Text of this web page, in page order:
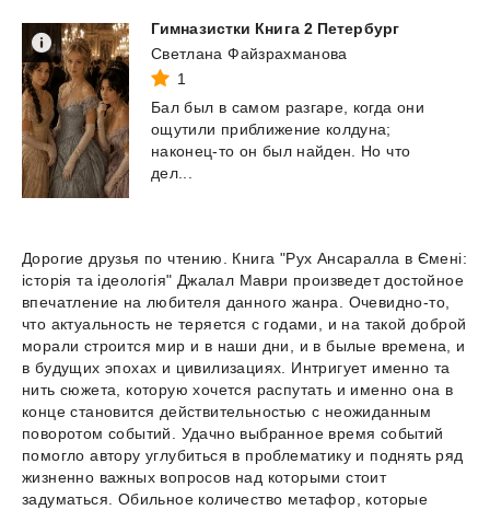
Гимназистки Книга 2 Петербург
Светлана Файзрахманова
1
Бал был в самом разгаре, когда они
ощутили приближение колдуна;
наконец-то он был найден. Но что
дел...
Дорогие друзья по чтению. Книга "Рух Ансаралла в Ємені:
історія та ідеологія" Джалал Маври произведет достойное
впечатление на любителя данного жанра. Очевидно-то,
что актуальность не теряется с годами, и на такой доброй
морали строится мир и в наши дни, и в былые времена, и
в будущих эпохах и цивилизациях. Интригует именно та
нить сюжета, которую хочется распутать и именно она в
конце становится действительностью с неожиданным
поворотом событий. Удачно выбранное время событий
помогло автору углубиться в проблематику и поднять ряд
жизненно важных вопросов над которыми стоит
задуматься. Обильное количество метафор, которые